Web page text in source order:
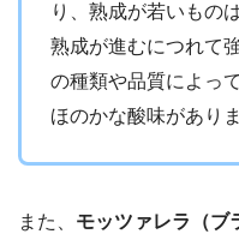
り、熟成が若いもの
熟成が進むにつれて
の種類や品質によっ
ほのかな酸味がありま
また、 モッツァレラ（ブ